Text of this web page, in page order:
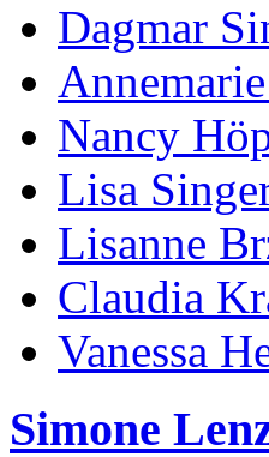
Dagmar
Nancy
Lisa
Lisanne
Claudia
Vanessa
Simone